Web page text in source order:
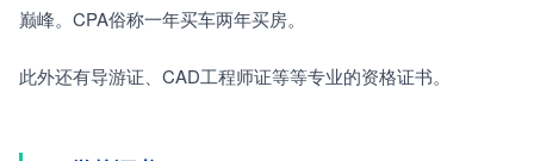
巅峰。CPA俗称一年买车两年买房。
此外还有导游证、CAD工程师证等等专业的资格证书。